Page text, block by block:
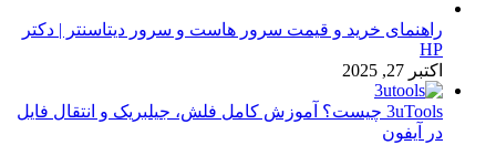
راهنمای خرید و قیمت سرور هاست و سرور دیتاسنتر | دکتر
HP
اکتبر 27, 2025
3uTools چیست؟ آموزش کامل فلش، جیلبریک و انتقال فایل
در آیفون